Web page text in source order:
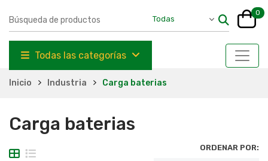
0
Todas las categorías
Inicio Industria Carga baterias
Carga baterias
ORDENAR POR: